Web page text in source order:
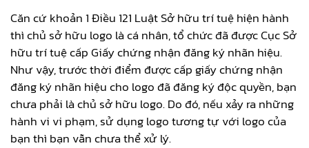
Căn cứ khoản 1 Điều 121 Luật Sở hữu trí tuệ hiện hành
thì chủ sở hữu logo là cá nhân, tổ chức đã được Cục Sở
hữu trí tuệ cấp Giấy chứng nhận đăng ký nhãn hiệu.
Như vậy, trước thời điểm được cấp giấy chứng nhận
đăng ký nhãn hiệu cho logo đã đăng ký độc quyền, bạn
chưa phải là chủ sở hữu logo. Do đó, nếu xảy ra những
hành vi vi phạm, sử dụng logo tương tự với logo của
bạn thì bạn vẫn chưa thể xử lý.